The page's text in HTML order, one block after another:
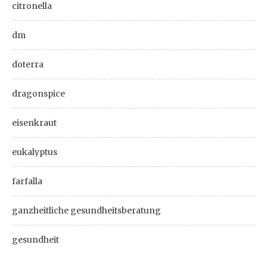
citronella
dm
doterra
dragonspice
eisenkraut
eukalyptus
farfalla
ganzheitliche gesundheitsberatung
gesundheit